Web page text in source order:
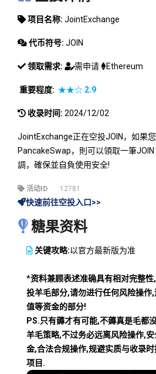
项目名称: JointExchange
代币符号: JOIN
领取需求: 需申请 Ethereum
重要程度: ★★☆ 2.9
收录时间: 2024/12/02
JointExchange正在空投JOIN，如果
PancakeSwap，則可以領取一筆
調，確保並自負使用安全!
活动ID 12781
快速前往空投入口>>
糖果资料
关键攻略:以官方最新版为准
*资料兼顾表述准确具有相对完整
投羊毛部分,请勿进行任何风险操作
值等资金的部分!
PS.只有薅才有可能,不薅真是毛都
羊毛策略,不过务必远离风险操作,
金,合法合规操作,规避实质与收录
项目.